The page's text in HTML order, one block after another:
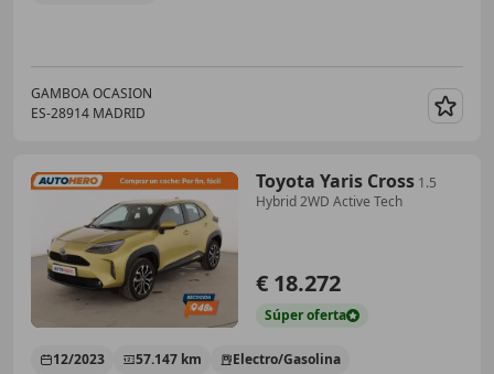
GAMBOA OCASION
ES-28914 MADRID
Toyota Yaris Cross 1.5
Hybrid 2WD Active Tech
€ 18.272
Súperoferta
12/2023 57.147 km
Electro/Gasolina